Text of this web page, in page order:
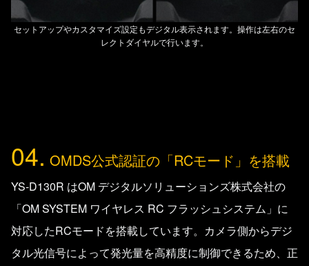
セットアップやカスタマイズ設定もデジタル表示されます。操作は左右のセ
レクトダイヤルで行います。
04. OMDS公式認証の「RCモード」を搭載
YS-D130R はOM デジタルソリューションズ株式会社の
「OM SYSTEM ワイヤレス RC フラッシュシステム」に
対応したRCモードを搭載しています。カメラ側からデジ
タル光信号によって発光量を高精度に制御できるため、正